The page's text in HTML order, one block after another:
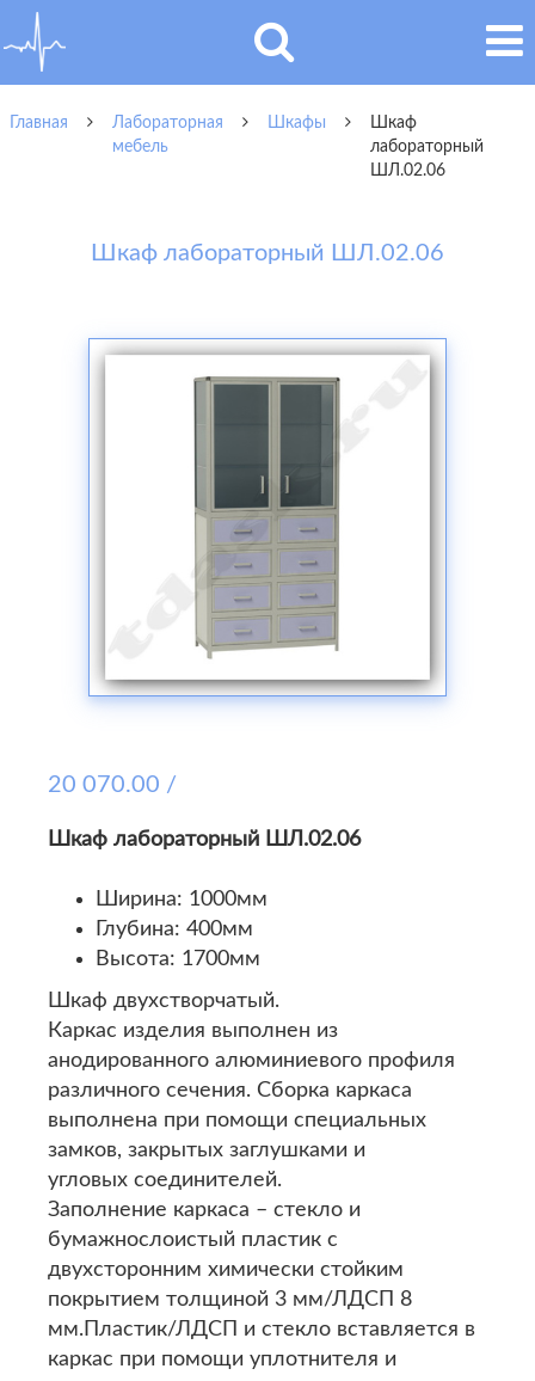
Главная
Лабораторная
мебель
Шкафы
Шкаф
лабораторный
ШЛ.02.06
Шкаф лабораторный ШЛ.02.06
20 070.00 /
Шкаф лабораторный ШЛ.02.06
Ширина: 1000мм
Глубина: 400мм
Высота: 1700мм
Шкаф двухстворчатый.
Каркас изделия выполнен из
анодированного алюминиевого профиля
различного сечения. Сборка каркаса
выполнена при помощи специальных
замков, закрытых заглушками и
угловых соединителей.
Заполнение каркаса – стекло и
бумажнослоистый пластик с
двухсторонним химически стойким
покрытием толщиной 3 мм/ЛДСП 8
мм.Пластик/ЛДСП и стекло вставляется в
каркас при помощи уплотнителя и